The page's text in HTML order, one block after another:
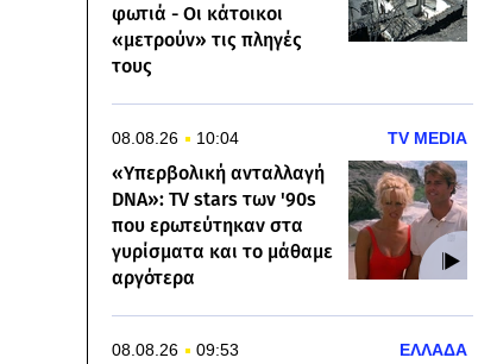
φωτιά - Οι κάτοικοι
«μετρούν» τις πληγές
τους
08.08.26 10:04 TV MEDIA
«Υπερβολική ανταλλαγή
DNA»: TV stars των '90s
που ερωτεύτηκαν στα
γυρίσματα και το μάθαμε
αργότερα
08.08.26 09:53 ΕΛΛΑΔΑ